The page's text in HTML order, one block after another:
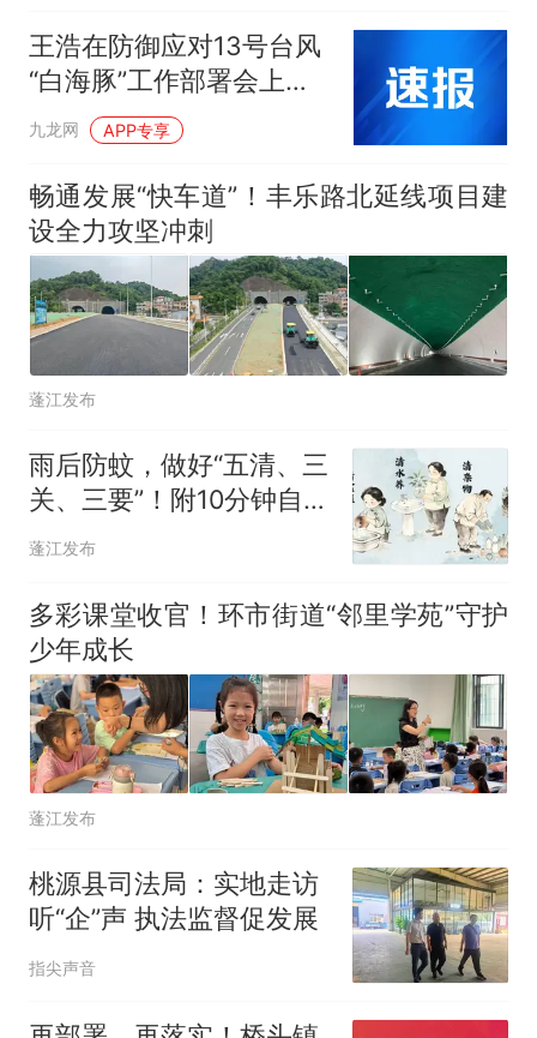
王浩在防御应对13号台风
“白海豚”工作部署会上强
调 全面做好防汛防台工作
九龙网 APP专享
畅通发展“快车道”！丰乐路北延线项目建
设全力攻坚冲刺
蓬江发布
雨后防蚊，做好“五清、三
关、三要”！附10分钟自查
清单
蓬江发布
多彩课堂收官！环市街道“邻里学苑”守护
少年成长
蓬江发布
桃源县司法局：实地走访
听“企”声 执法监督促发展
指尖声音